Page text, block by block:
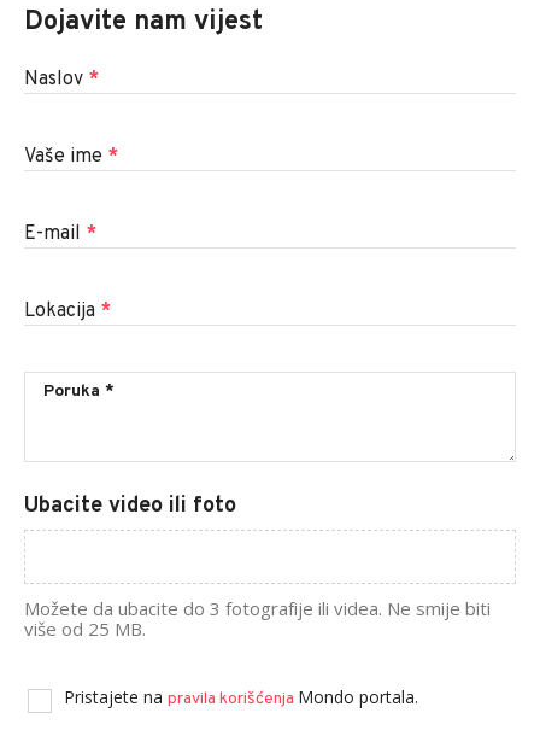
Dojavite nam vijest
Naslov *
Vaše ime *
E-mail *
Lokacija *
Ubacite video ili foto
Možete da ubacite do 3 fotografije ili videa. Ne smije biti
više od 25 MB.
Pristajete na pravila korišćenja Mondo portala.